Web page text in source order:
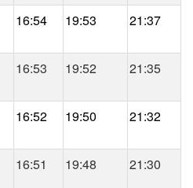
16:54 19:53 21:37
16:53 19:52 21:35
16:52 19:50 21:32
16:51 19:48 21:30